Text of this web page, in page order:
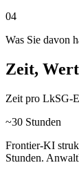
04
Was Sie davon
Zeit,
Zeit pro LkSG-
~30 Stunden
Frontier-KI
Stunden.